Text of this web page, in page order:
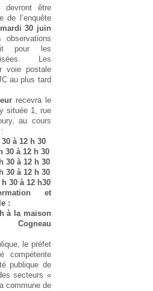
devront être
de l’enquête
mardi 30 juin
observations
pour les
Les
voie postale
au plus tard
recevra le
située 1, rue
au cours
à 12 h 30
30 à 12 h 30
30 à 12 h 30
30 à 12 h 30
30 à 12 h30
et
:
à la maison
le préfet
compétente
publique de
secteurs «
commune de